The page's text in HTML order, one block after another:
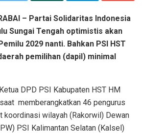
– Partai Solidaritas Indonesia
Sungai Tengah optimistis akan
2029 nanti. Bahkan PSI HST
pemilihan (dapil) minimal
DPD PSI Kabupaten HST HM
memberangkatkan 46 pengurus
koordinasi wilayah (Rakorwil) Dewan
PSI Kalimantan Selatan (Kalsel)